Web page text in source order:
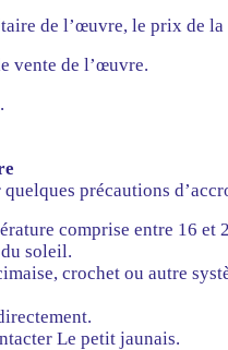
de l’œuvre, le prix de la
vente de l’œuvre.
précautions
comprise entre 16 et
soleil.
crochet ou autre
Le petit jaunais.